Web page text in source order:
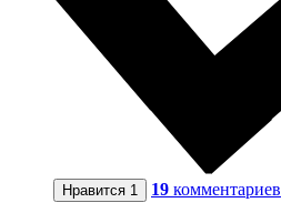
Нравится 1 19 комментариев